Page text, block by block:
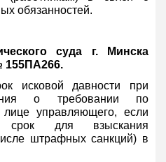
обязанностей.
суда г. Минска
155ПА266.
исковой давности при
о требовании по
управляющего, если
срок для взыскания
штрафных санкций) в